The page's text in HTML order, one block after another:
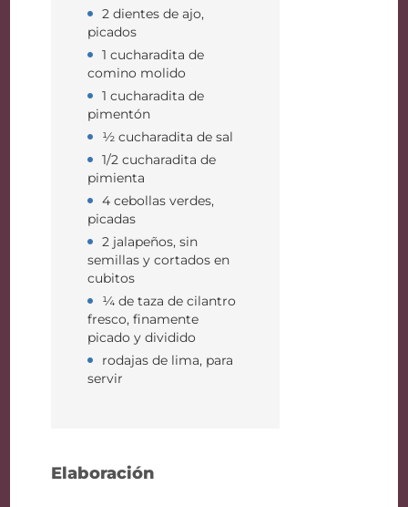
2 dientes de ajo,
picados
1 cucharadita de
comino molido
1 cucharadita de
pimentón
½ cucharadita de sal
1/2 cucharadita de
pimienta
4 cebollas verdes,
picadas
2 jalapeños, sin
semillas y cortados en
cubitos
¼ de taza de cilantro
fresco, finamente
picado y dividido
rodajas de lima, para
servir
Elaboración